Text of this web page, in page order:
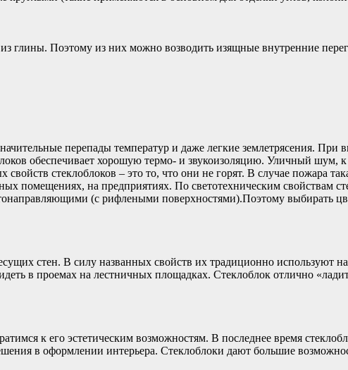
глины. Поэтому из них можно возводить изящные внутренние
перепады температур и даже легкие землетрясения. При
обеспечивает хорошую термо- и звукоизоляцию. Уличный шум,
стеклоблоков – это то, что они не горят. В случае пожара
помещениях, на предприятиях. По светотехническим свойствам
(с рифлеными поверхностями).Поэтому выбирать
стен. В силу названных свойств их традиционно используют
в проемах на лестничных площадках. Стеклоблок отлично
к его эстетическим возможностям. В последнее время
в оформлении интерьера. Стеклоблоки дают большие